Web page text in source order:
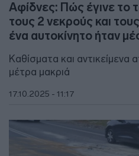
Αφίδνες: Πώς έγινε το
τους 2 νεκρούς και
ένα αυτοκίνητο ήταν
Καθίσματα και αντικείμενα
μέτρα μακριά
17.10.2025 - 11:17